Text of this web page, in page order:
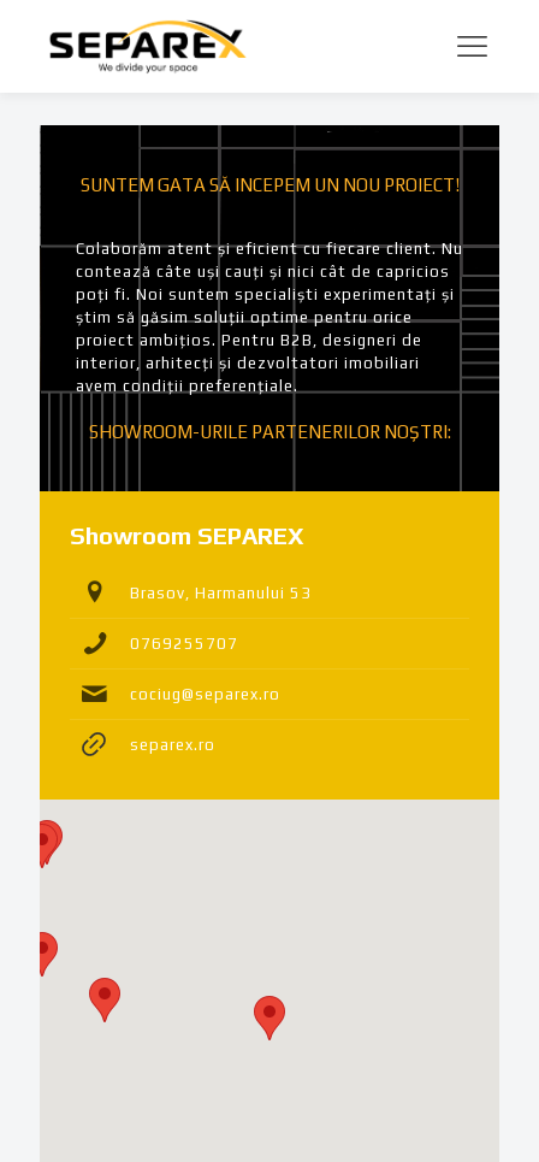
SUNTEM GATA SĂ INCEPEM UN NOU PROIECT!
Colaborăm atent și eficient cu fiecare client. Nu
contează câte uși cauți și nici cât de capricios
poți fi. Noi suntem specialiști experimentați și
știm să găsim soluții optime pentru orice
proiect ambițios. Pentru B2B, designeri de
interior, arhitecți și dezvoltatori imobiliari
avem condiții preferențiale.
SHOWROOM-URILE PARTENERILOR NOȘTRI:
Showroom SEPAREX
Brasov, Harmanului 53
0769255707
cociug@separex.ro
separex.ro